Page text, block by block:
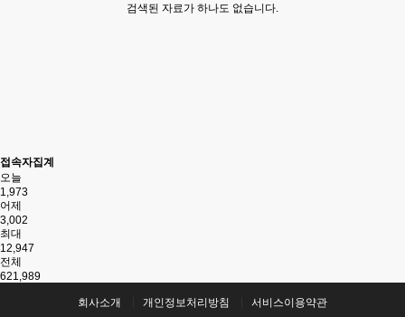
검색된 자료가 하나도 없습니다.
접속자집계
오늘
1,973
어제
3,002
최대
12,947
전체
621,989
회사소개 개인정보처리방침
서비스이용약관